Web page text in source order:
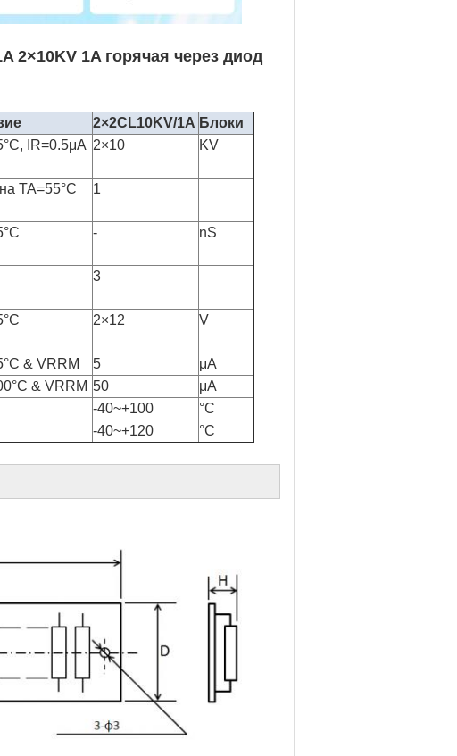
2×10KV 1A горячая через диод
2×2CL10KV/1A Блоки
IR=0.5μA 2×10 KV
TA=55°C 1
- nS
3
2×12 V
& VRRM 5
μA
& VRRM 50
μA
-40~+100
°C
-40~+120 °C